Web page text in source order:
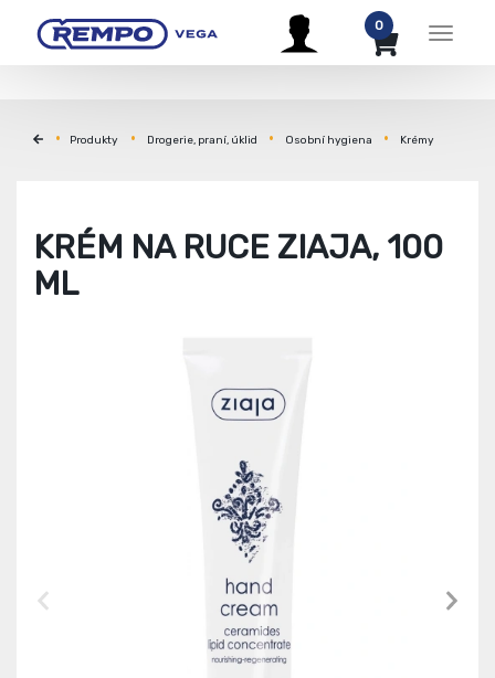
Menu
0
Produkty Drogerie, praní, úklid Osobní hygiena Krémy
KRÉM NA RUCE ZIAJA, 100
ML